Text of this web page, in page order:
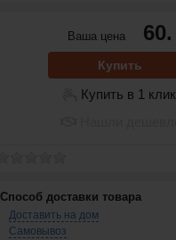
Ваша цена 60.
Купить
Купить в 1 клик
Способ доставки товара
Доставить на дом
Самовывоз